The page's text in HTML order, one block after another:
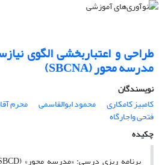
طراحی و اعتباربخشی الگوی
مدرسه محور (SBCNA)
نویسندگان
کامبیز کامکاری
محمود ابوالقاسمی محرم
فتحی واجارگاه
چکیده